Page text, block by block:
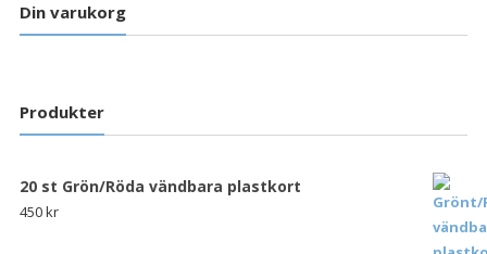
Din varukorg
Produkter
20 st Grön/Röda vändbara plastkort
450kr